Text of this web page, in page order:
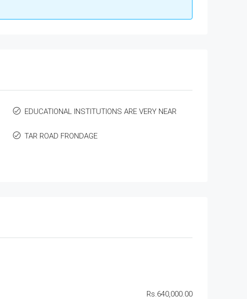
EDUCATIONAL INSTITUTIONS ARE VERY NEAR
TAR ROAD FRONDAGE
Rs.640,000.00